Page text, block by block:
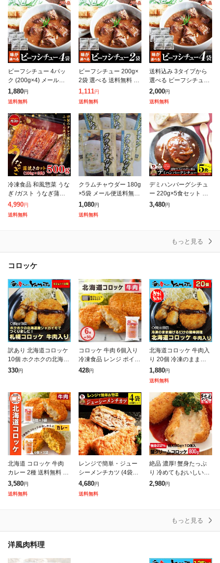
ビーフシチュー 4パッ
ク (200g×4) メール便
送料無料 辛さ 選べる
王道 辛口 ポイント消化
国産 牛肉 デミグラス
1,880円
送料無料
ビーフシチュー 200g×
2袋 選べる 送料無料 ポ
イント消化 お試し 辛口
国産 牛肉 デミグラス
ソース 非常食 おかず
手
1,111円
送料無料
送料込み 3タイプから
選べる ビーフシチュー
200g×4袋 uk-0010-4p
常温 惣菜 シチュー 国
産 牛肉 デミグラス
2,000円
送料無料
冷凍食品 和風惣菜 うな
ぎ /ガスト うなぎ蒲焼
きカット 100g×5食/う
なぎ ウナギ 鰻 蒲焼 蒲
焼き かば焼き 送料無料
4,990円
送料無料
クラムチャウダー 180g
×5袋 メール便送料無料
ポイント消化 1000 食
品
1,080円
送料無料
デミハンバーグシチュ
ー 220g×5食セット ハ
ンバーグ 肉 牛肉 ギフ
3,480円
もっと見る
コロッケ
訳あり 北海道コロッケ
10個 ホクホクの北海道
産ジャガイモでつくり
330円
コロッケ 牛肉 6個入り
冷凍食品 レンジ ポイン
ト消化 同梱 簡単調理
ッケ
428円
北海道コロッケ 牛肉入
り 20個 冷凍のまま揚げ
るだけ ころっけ おかず
1,880円
送料無料
北海道 コロッケ 牛肉
カレー 2種 送料無料 セ
ット 36個 (6個 ×3袋 ×2
種) 食べ比べ 詰め合わ
せ レンジ 簡単調理
3,580円
送料無料
レンジで簡単・ジュー
シーメンチカツ (4袋セ
ット(10個入り×4)) 【お
惣菜】冷凍便のみ レン
ジOK オードブル パー
4,680円
送料無料
絶品 濃厚! 蟹身たっぷ
り 冷めてもおいしい♪
究極の極上蟹クリーム
2,980円
もっと見る
洋風肉料理